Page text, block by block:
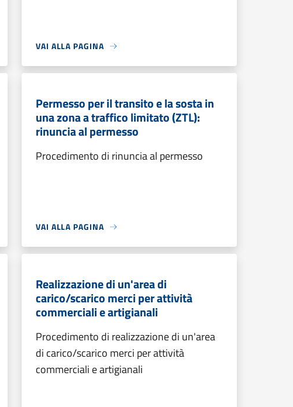
VAI ALLA PAGINA
Permesso per il transito e la sosta in
una zona a traffico limitato (ZTL):
rinuncia al permesso
Procedimento di rinuncia al permesso
VAI ALLA PAGINA
Realizzazione di un'area di
carico/scarico merci per attività
commerciali e artigianali
Procedimento di realizzazione di un'area
di carico/scarico merci per attività
commerciali e artigianali